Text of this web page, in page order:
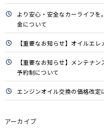
より安心・安全なカーライフ
金について
【重要なお知らせ】オイルエ
【重要なお知らせ】メンテナ
予約制について
エンジンオイル交換の価格改定
アーカイブ